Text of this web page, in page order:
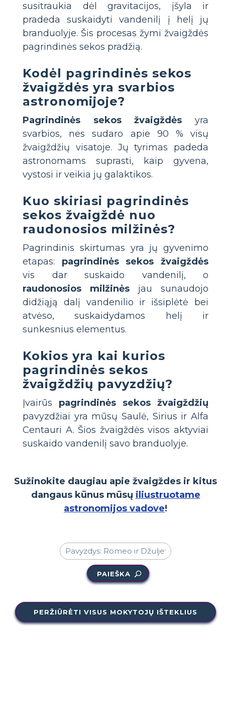
susitraukia dėl gravitacijos, įšyla ir
pradeda suskaidyti vandenilį į helį jų
branduolyje. Šis procesas žymi žvaigždės
pagrindinės sekos pradžią.
Kodėl pagrindinės sekos
žvaigždės yra svarbios
astronomijoje?
Pagrindinės sekos žvaigždės yra
svarbios, nes sudaro apie 90 % visų
žvaigždžių visatoje. Jų tyrimas padeda
astronomams suprasti, kaip gyvena,
vystosi ir veikia jų galaktikos.
Kuo skiriasi pagrindinės
sekos žvaigždė nuo
raudonosios milžinės?
Pagrindinis skirtumas yra jų gyvenimo
etapas: pagrindinės sekos žvaigždės
vis dar suskaido vandenilį, o
raudonosios milžinės jau sunaudojo
didžiąją dalį vandenilio ir išsiplėtė bei
atvėso, suskaidydamos helį ir
sunkesnius elementus.
Kokios yra kai kurios
pagrindinės sekos
žvaigždžių pavyzdžių?
Įvairūs pagrindinės sekos žvaigždžių
pavyzdžiai yra mūsų Saulė, Sirius ir Alfa
Centauri A. Šios žvaigždės visos aktyviai
suskaido vandenilį savo branduolyje.
Sužinokite daugiau apie žvaigždes ir kitus
dangaus kūnus mūsų iliustruotame
astronomijos vadove!
PAIEŠKA
PERŽIŪRĖTI VISUS MOKYTOJŲ IŠTEKLIUS